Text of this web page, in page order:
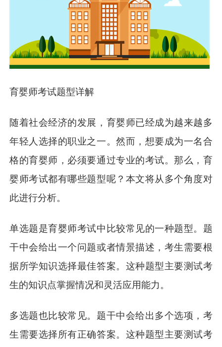
育婴师考试题型详解
随着社会经济的发展，育婴师已经成为越来越多
年轻人选择的职业之一。然而，想要成为一名合
格的育婴师，必须要通过专业的考试。那么，育
婴师考试都有哪些题型呢？本文将从多个角度对
此进行分析。
单选题是育婴师考试中比较常见的一种题型。题
干中会给出一个问题或者情景描述，考生需要根
据所学知识选择最佳答案。这种题型主要测试考
生的知识点掌握情况和灵活应用能力。
多选题也比较常见。题干中会给出多个选项，考
生需要选择所有正确答案。这种题型主要测试考